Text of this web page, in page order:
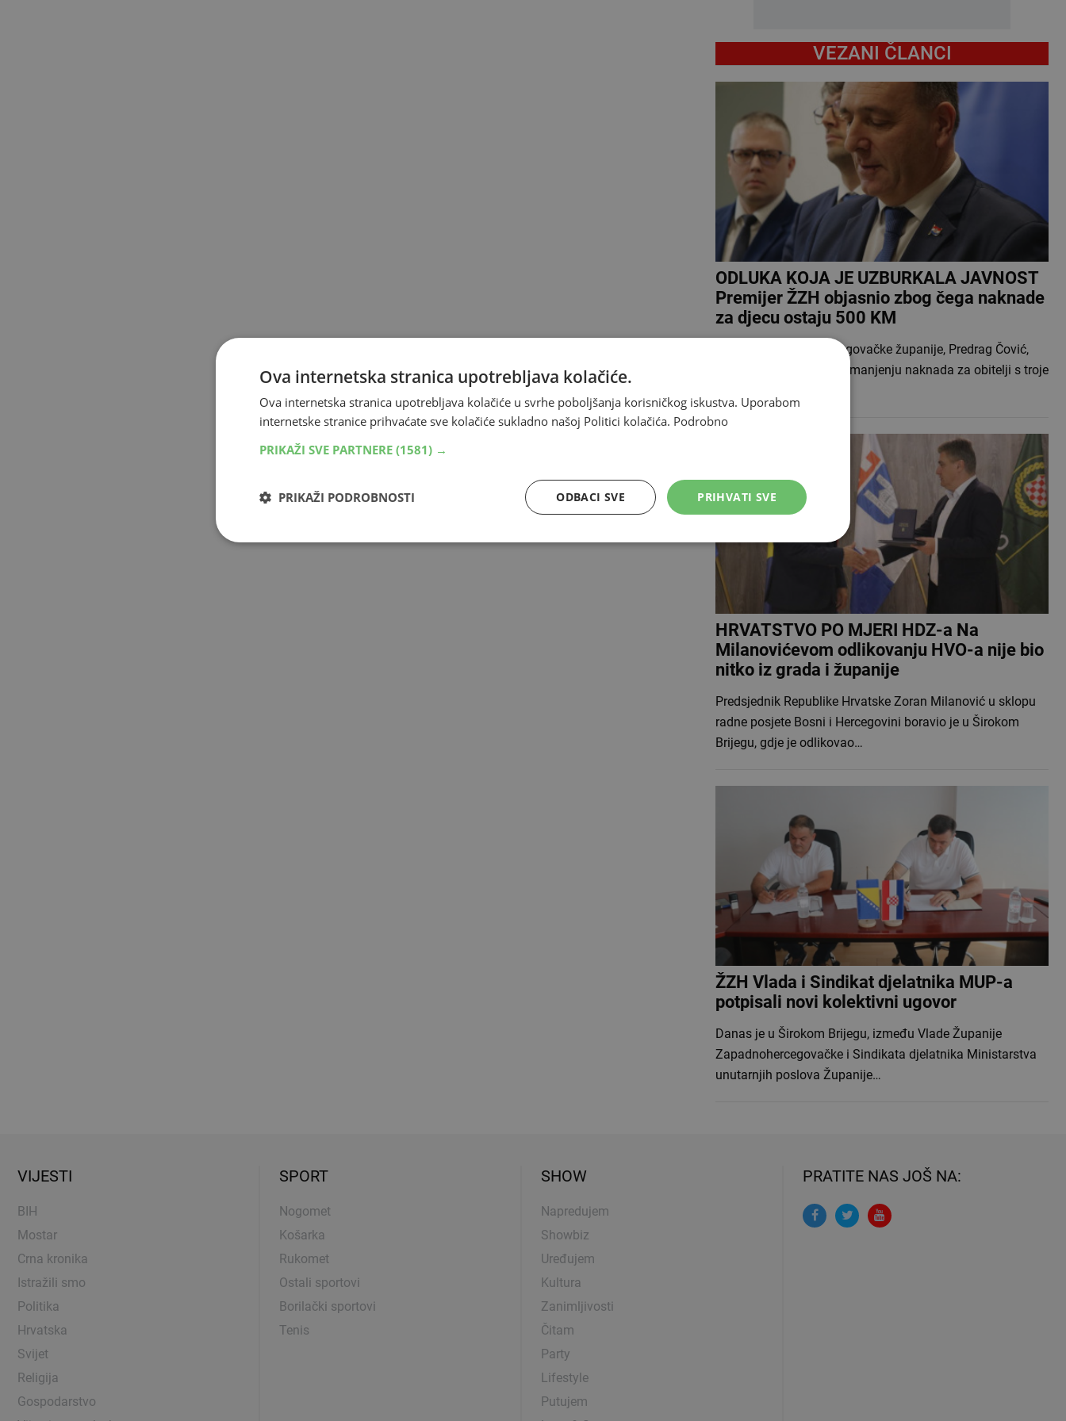
VEZANI ČLANCI
ODLUKA KOJA JE UZBURKALA JAVNOST
Premijer ŽZH objasnio zbog čega naknade
za djecu ostaju 500 KM
Premijer Zapadnohercegovačke županije, Predrag Čović,
opovrgnuo je tvrdnje o smanjenju naknada za obitelji s troje
HRVATSTVO PO MJERI HDZ-a Na
Milanovićevom odlikovanju HVO-a nije bio
nitko iz grada i županije
Predsjednik Republike Hrvatske Zoran Milanović u sklopu
radne posjete Bosni i Hercegovini boravio je u Širokom
Brijegu, gdje je odlikovao…
ŽZH Vlada i Sindikat djelatnika MUP-a
potpisali novi kolektivni ugovor
Danas je u Širokom Brijegu, između Vlade Županije
Zapadnohercegovačke i Sindikata djelatnika Ministarstva
unutarnjih poslova Županije…
VIJESTI
BIH
Mostar
Crna kronika
Istražili smo
Politika
Hrvatska
Svijet
Religija
Gospodarstvo
SPORT
Nogomet
Košarka
Rukomet
Ostali sportovi
Borilački sportovi
Tenis
SHOW
Napredujem
Showbiz
Uređujem
Kultura
Zanimljivosti
Čitam
Party
Lifestyle
Putujem
PRATITE NAS JOŠ NA:
Ova internetska stranica upotrebljava kolačiće.
Ova internetska stranica upotrebljava kolačiće u svrhe poboljšanja korisničkog iskustva. Uporabom
internetske stranice prihvaćate sve kolačiće sukladno našoj Politici kolačića. Podrobno
PRIKAŽI SVE PARTNERE (1581) →
PRIHVATI SVE
ODBACI SVE
PRIKAŽI PODROBNOSTI